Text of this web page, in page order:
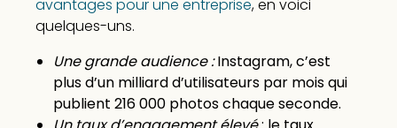
avantages pour une entreprise, en voici
quelques-uns.
Une grande audience :Instagram, c’est
plus d’un milliard d’utilisateurs par mois qui
publient 216 000 photos chaque seconde.